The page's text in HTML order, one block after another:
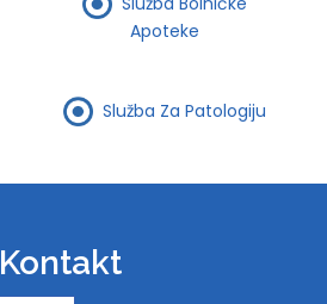
Apoteke
Služba Za Patologiju
Kontakt